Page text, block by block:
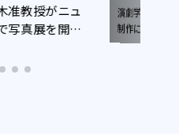
准教授がニュ
写真展を開催
演劇学科生が
制作に参加！